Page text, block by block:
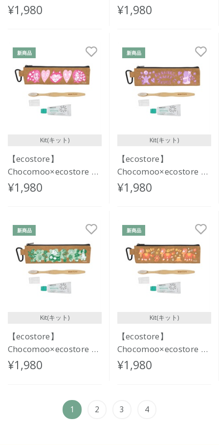
ーラルケアセット
<BUBBLE>
¥1,980
ーラルケアセット
<MORNING & NIGHT>
¥1,980
新商品
Kit(キット)
【ecostore】
Chocomoo×ecostore オ
ーラルケアセット
<FASHION>
¥1,980
新商品
Kit(キット)
【ecostore】
Chocomoo×ecostore オ
ーラルケアセット
<KINDNESS>
¥1,980
新商品
Kit(キット)
【ecostore】
Chocomoo×ecostore オ
ーラルケアセット
<RELAX>
¥1,980
新商品
Kit(キット)
【ecostore】
Chocomoo×ecostore オ
ーラルケアセット
<FUNNY PONIES>
¥1,980
1 2 3 4